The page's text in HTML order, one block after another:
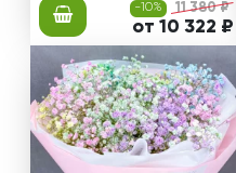
-10% 11 380 ₽
от 10 322 ₽